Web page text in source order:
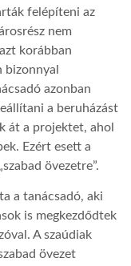
felépíteni az
nem
korábban
bizonnyal
azonban
a beruházást
át a projektet, ahol
Ezért esett a
övezetre”.
a tanácsadó, aki
is megkezdődtek
A szaúdiak
övezet